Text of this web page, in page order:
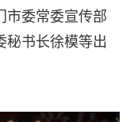
市委常委宣传部
秘书长徐模等出